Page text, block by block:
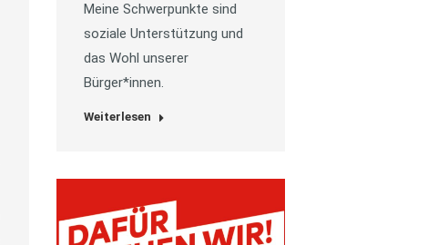
Meine Schwerpunkte sind
soziale Unterstützung und
das Wohl unserer
Bürger*innen.
Weiterlesen